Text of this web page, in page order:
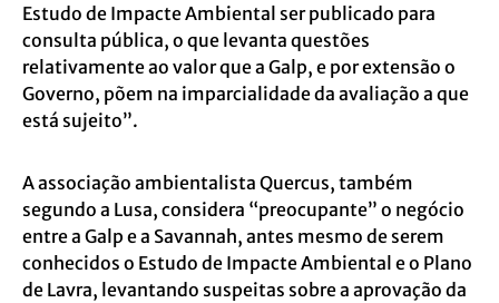
Estudo de Impacte Ambiental ser publicado para
consulta pública, o que levanta questões
relativamente ao valor que a Galp, e por extensão o
Governo, põem na imparcialidade da avaliação a que
está sujeito”.
A associação ambientalista Quercus, também
segundo a Lusa, considera “preocupante” o negócio
entre a Galp e a Savannah, antes mesmo de serem
conhecidos o Estudo de Impacte Ambiental e o Plano
de Lavra, levantando suspeitas sobre a aprovação da